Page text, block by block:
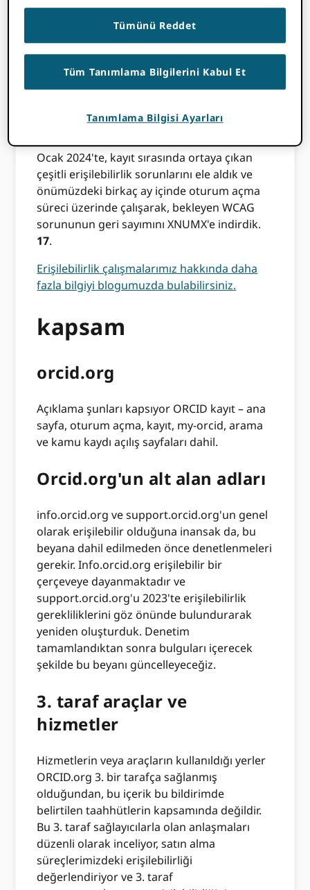
ilerleme kaydettik ve WCAG A ve AA
sorunlarının sayısını azalttık. ORCID kayıt yeri
50için21.
Haziran 2023'te ikinci bir erişilebilirlik
standartımız artık yeni yayımlanan WCAG
Ocak 2024'te, kayıt sırasında ortaya çıkan
çeşitli erişilebilirlik sorunlarını ele aldık ve
önümüzdeki birkaç ay içinde oturum açma
süreci üzerinde çalışarak, bekleyen WCAG
sorununun geri sayımını XNUMX'e indirdik.
17.
Erişilebilirlik çalışmalarımız hakkında daha
fazla bilgiyi blogumuzda bulabilirsiniz.
kapsam
orcid.org
Açıklama şunları kapsıyor ORCID kayıt – ana
sayfa, oturum açma, kayıt, my-orcid, arama
ve kamu kaydı açılış sayfaları dahil.
Orcid.org'un alt alan adları
info.orcid.org ve support.orcid.org'un genel
olarak erişilebilir olduğuna inansak da, bu
beyana dahil edilmeden önce denetlenmeleri
gerekir. Info.orcid.org erişilebilir bir
çerçeveye dayanmaktadır ve
support.orcid.org'u 2023'te erişilebilirlik
gerekliliklerini göz önünde bulundurarak
yeniden oluşturduk. Denetim
tamamlandıktan sonra bulguları içerecek
şekilde bu beyanı güncelleyeceğiz.
3. taraf araçlar ve
hizmetler
Hizmetlerin veya araçların kullanıldığı yerler
ORCID.org 3. bir tarafça sağlanmış
olduğundan, bu içerik bu bildirimde
belirtilen taahhütlerin kapsamında değildir.
Bu 3. taraf sağlayıcılarla olan anlaşmaları
düzenli olarak inceliyor, satın alma
süreçlerimizdeki erişilebilirliği
değerlendiriyor ve 3. taraf
Tümünü Reddet
Tüm Tanımlama Bilgilerini Kabul Et
Tanımlama Bilgisi Ayarları